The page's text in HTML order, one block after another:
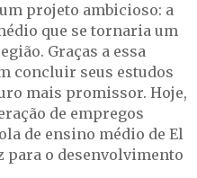
projeto ambicioso: a
que se tornaria um
Graças a essa
concluir seus estudos
mais promissor. Hoje,
de empregos
de ensino médio de El
o desenvolvimento